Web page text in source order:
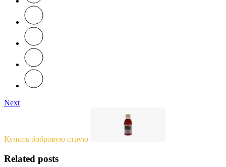
Next
Купить бобровую струю
Related posts